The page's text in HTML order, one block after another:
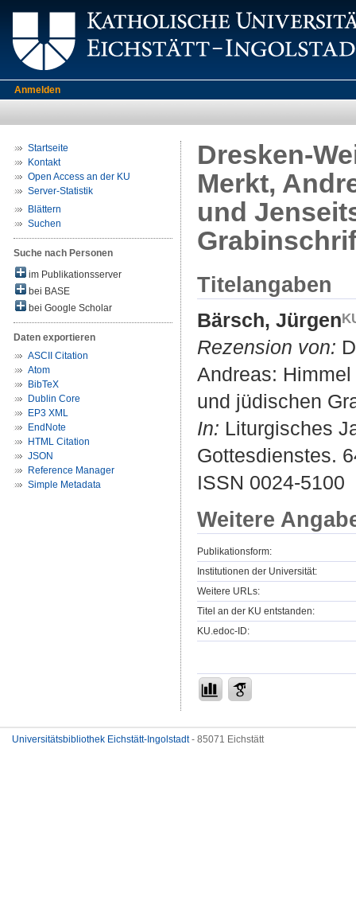
Anmelden
Startseite
Kontakt
Open Access an der KU
Server-Statistik
Blättern
Suchen
Suche nach Personen
im Publikationsserver
bei BASE
bei Google Scholar
Daten exportieren
ASCII Citation
Atom
BibTeX
Dublin Core
EP3 XML
EndNote
HTML Citation
JSON
Reference Manager
Simple Metadata
Dresken-
Merkt,
und
Titelangaben
Bärsch, Jürgen
Rezension von:
Andreas:
und jüdischen
In: Liturgisches
Gottesdienstes.
ISSN 0024-5100
Weitere
Publikationsform:
Institutionen der Universität:
Weitere URLs:
Titel an der KU entstanden:
KU.edoc-ID:
Universitätsbibliothek Eichstätt-Ingolstadt- 85071 Eichstätt